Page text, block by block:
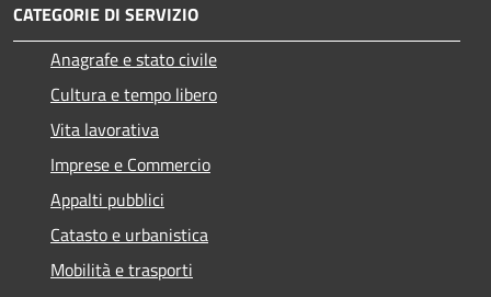
CATEGORIE DI SERVIZIO
Anagrafe e stato civile
Cultura e tempo libero
Vita lavorativa
Imprese e Commercio
Appalti pubblici
Catasto e urbanistica
Mobilità e trasporti